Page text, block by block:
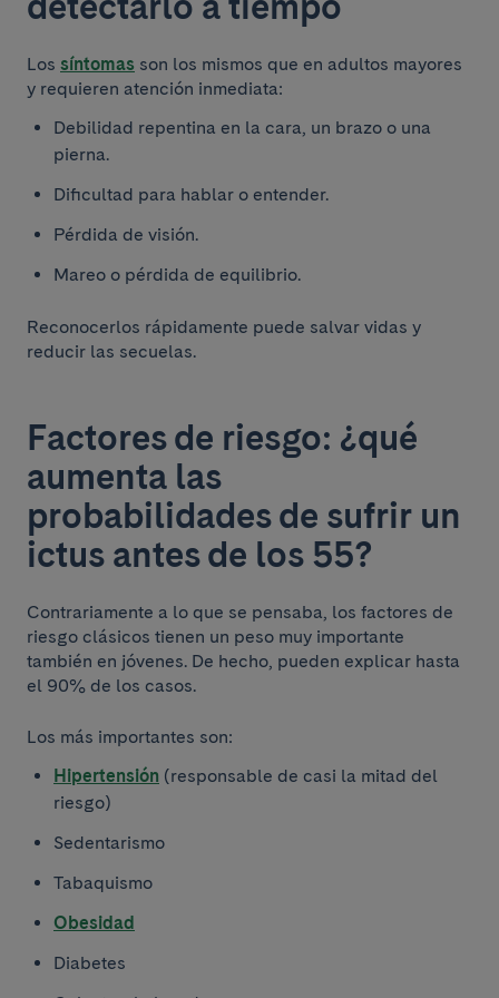
Los síntomas son los mismos que en adultos mayores
y requieren atención inmediata:
Debilidad repentina en la cara, un brazo o una
pierna.
Dificultad para hablar o entender.
Pérdida de visión.
Mareo o pérdida de equilibrio.
Reconocerlos rápidamente puede salvar vidas y
reducir las secuelas.
Factores de riesgo: ¿qué
aumenta las
probabilidades de sufrir un
ictus antes de los 55?
Contrariamente a lo que se pensaba, los factores de
riesgo clásicos tienen un peso muy importante
también en jóvenes. De hecho, pueden explicar hasta
el 90% de los casos.
Los más importantes son:
Hipertensión (responsable de casi la mitad del
riesgo)
Sedentarismo
Tabaquismo
Obesidad
Diabetes